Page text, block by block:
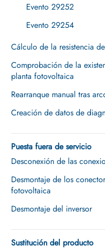
Evento 29252
Evento 29254
Cálculo de la resistencia
Comprobación de la
planta fotovoltaica
Rearranque manual tras
Creación de datos de
Puesta fuera de servicio
Desconexión de las
Desmontaje de los
fotovoltaica
Desmontaje del inversor
Sustitución del producto